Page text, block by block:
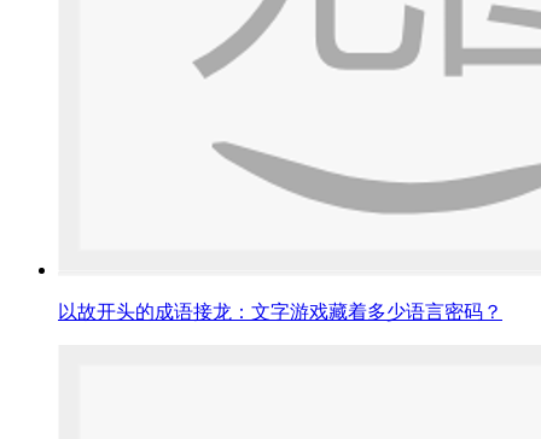
以故开头的成语接龙：文字游戏藏着多少语言密码？